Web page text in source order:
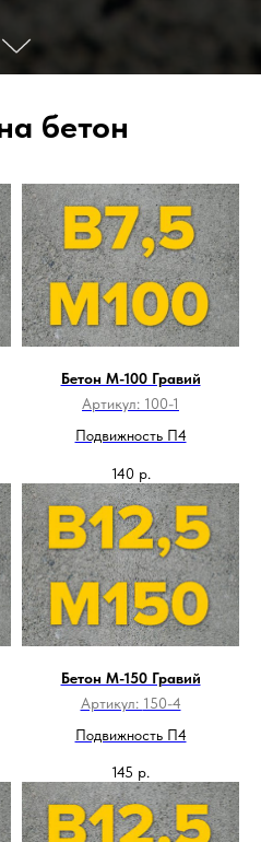
бетон
Бетон М-100 Гравий
Артикул: 100-1
Подвижность П4
140 р.
Бетон М-150 Гравий
Артикул: 150-4
Подвижность П4
145 р.